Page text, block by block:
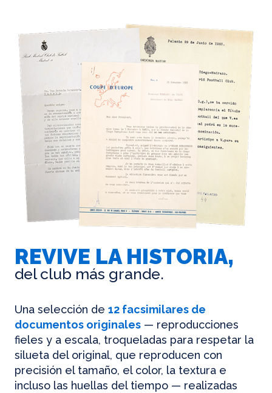
REVIVE LA HISTORIA,
del club más grande.
Una selección de 12 facsimilares de
documentos originales — reproducciones
fieles y a escala, troqueladas para respetar la
silueta del original, que reproducen con
precisión el tamaño, el color, la textura e
incluso las huellas del tiempo — realizadas